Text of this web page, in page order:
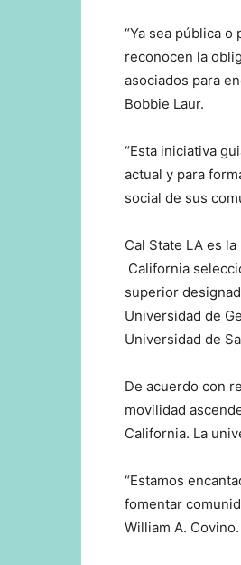
“Ya sea pública
reconocen la
asociados para
Bobbie Laur.
“Esta iniciativa
actual y para
social de sus
Cal State LA es
California
superior
Universidad de
Universidad de
De acuerdo con
movilidad
California. La
“Estamos
fomentar
William A. Covino.